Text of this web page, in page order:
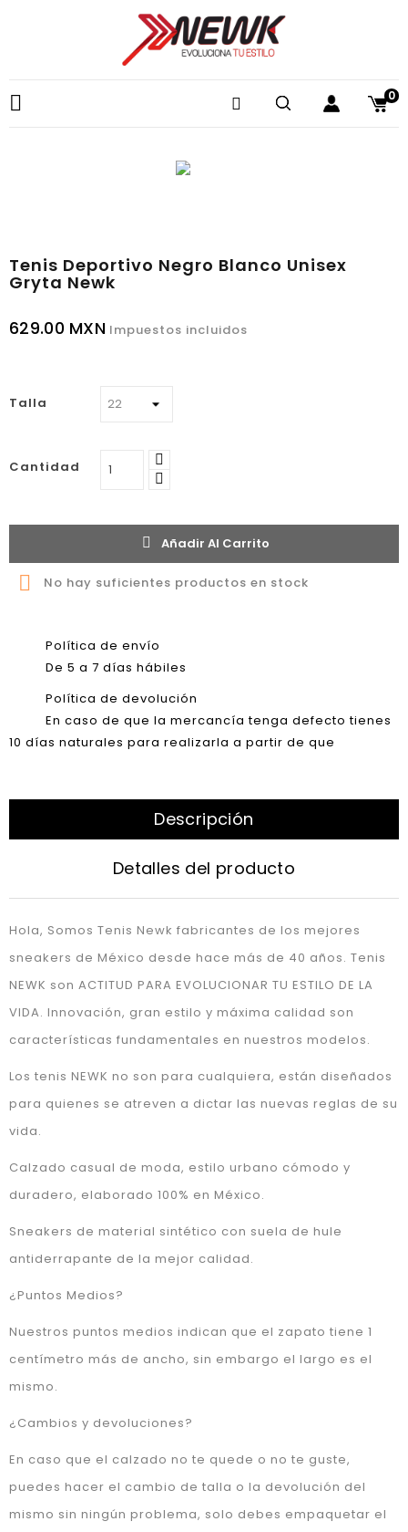
 0
Tenis Deportivo Negro Blanco Unisex
Gryta Newk
629.00 MXN Impuestos incluidos
Talla
Cantidad
 Añadir Al Carrito
 No hay suficientes productos en stock
Política de envío
De 5 a 7 días hábiles
Política de devolución
En caso de que la mercancía tenga defecto tienes
10 días naturales para realizarla a partir de que
Descripción
Detalles del producto
Hola, Somos Tenis Newk fabricantes de los mejores
sneakers de México desde hace más de 40 años. Tenis
NEWK son ACTITUD PARA EVOLUCIONAR TU ESTILO DE LA
VIDA. Innovación, gran estilo y máxima calidad son
características fundamentales en nuestros modelos.
Los tenis NEWK no son para cualquiera, están diseñados
para quienes se atreven a dictar las nuevas reglas de su
vida.
Calzado casual de moda, estilo urbano cómodo y
duradero, elaborado 100% en México.
Sneakers de material sintético con suela de hule
antiderrapante de la mejor calidad.
¿Puntos Medios?
Nuestros puntos medios indican que el zapato tiene 1
centímetro más de ancho, sin embargo el largo es el
mismo.
¿Cambios y devoluciones?
En caso que el calzado no te quede o no te guste,
puedes hacer el cambio de talla o la devolución del
mismo sin ningún problema, solo debes empaquetar el